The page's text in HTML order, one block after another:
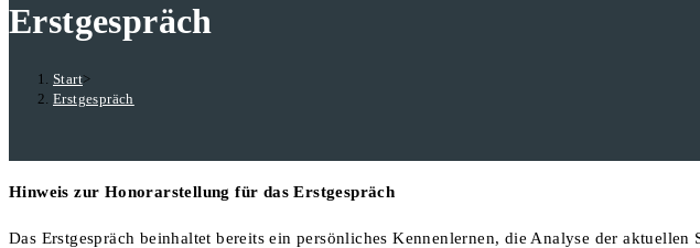
Erstgespräch
Start>
Erstgespräch
Hinweis zur Honorarstellung für das Erstgespräch
Das Erstgespräch beinhaltet bereits ein persönliches Kennenlernen, die Analyse der